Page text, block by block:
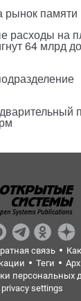
рынок памяти
расходы на
64 млрд
связь
Теги
персональных
privacy settings